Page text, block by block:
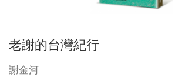
老謝的台灣紀行
謝金河